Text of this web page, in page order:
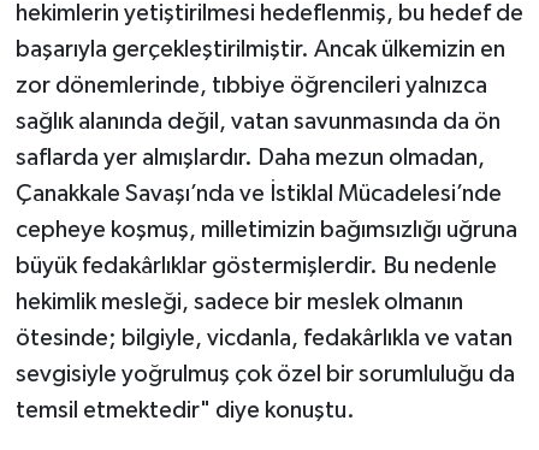
hekimlerin yetiştirilmesi hedeflenmiş, bu hedef de
başarıyla gerçekleştirilmiştir. Ancak ülkemizin en
zor dönemlerinde, tıbbiye öğrencileri yalnızca
sağlık alanında değil, vatan savunmasında da ön
saflarda yer almışlardır. Daha mezun olmadan,
Çanakkale Savaşı’nda ve İstiklal Mücadelesi’nde
cepheye koşmuş, milletimizin bağımsızlığı uğruna
büyük fedakârlıklar göstermişlerdir. Bu nedenle
hekimlik mesleği, sadece bir meslek olmanın
ötesinde; bilgiyle, vicdanla, fedakârlıkla ve vatan
sevgisiyle yoğrulmuş çok özel bir sorumluluğu da
temsil etmektedir" diye konuştu.